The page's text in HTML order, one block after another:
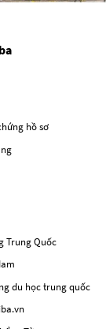
hồ sơ
Trung Quốc
du học trung quốc